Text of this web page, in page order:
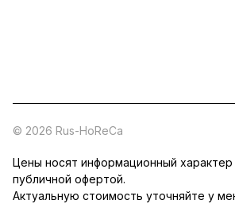
© 2026 Rus-HoReCa
Цены носят информационный
публичной офертой.
Актуальную стоимость уточняйте у